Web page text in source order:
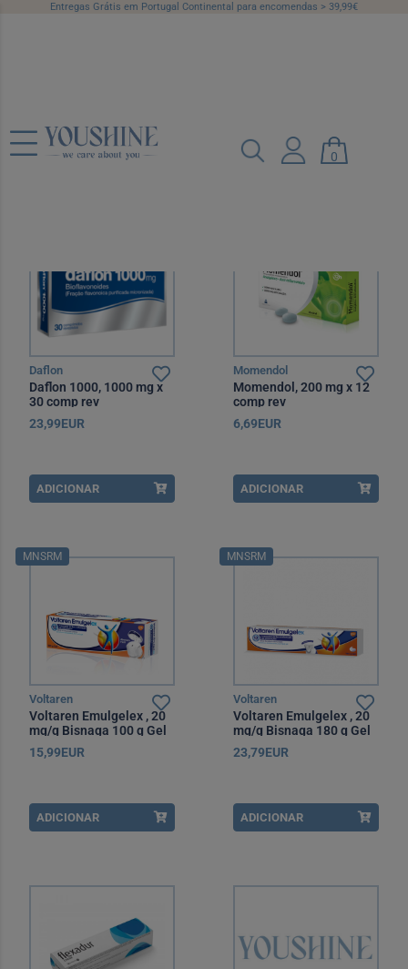
Entregas Grátis em Portugal Continental para encomendas > 39,99€
0
Categorias Marcas Preço
Daflon
Daflon 1000, 1000 mg x
30 comp rev
23,99EUR
ADICIONAR
Momendol
Momendol, 200 mg x 12
comp rev
6,69EUR
ADICIONAR
MNSRM
Voltaren
Voltaren Emulgelex , 20
mg/g Bisnaga 100 g Gel
15,99EUR
ADICIONAR
MNSRM
Voltaren
Voltaren Emulgelex , 20
mg/g Bisnaga 180 g Gel
23,79EUR
ADICIONAR